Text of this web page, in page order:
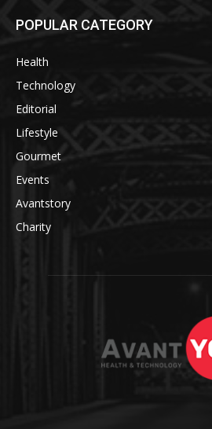
POPULAR CATEGORY
Health
Technology
Editorial
Lifestyle
Gourmet
Events
Avantstory
Charity